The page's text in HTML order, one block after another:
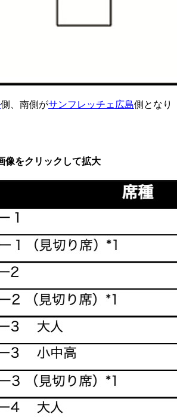
側、南側がサンフレッチェ広島側となり
像をクリックして拡大